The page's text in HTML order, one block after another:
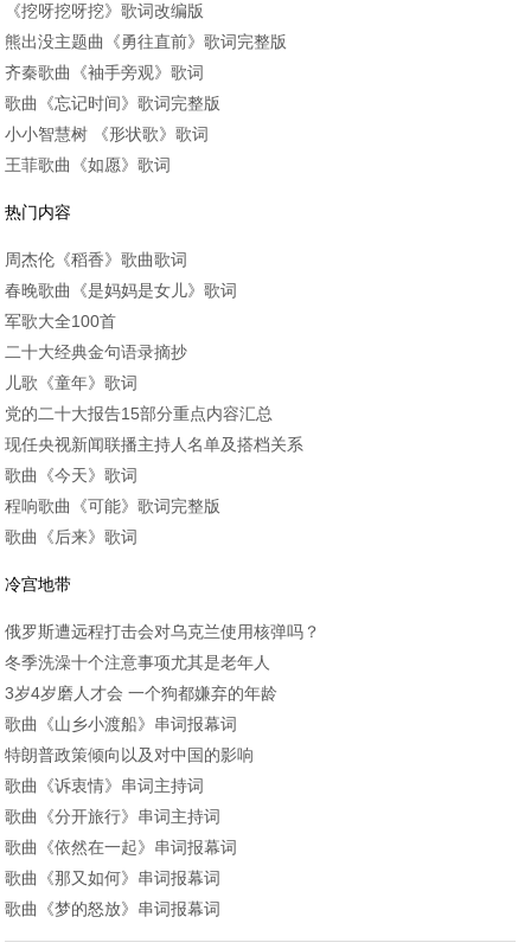
《挖呀挖呀挖》歌词改编版
熊出没主题曲《勇往直前》歌词完整版
齐秦歌曲《袖手旁观》歌词
歌曲《忘记时间》歌词完整版
小小智慧树 《形状歌》歌词
王菲歌曲《如愿》歌词
热门内容
周杰伦《稻香》歌曲歌词
春晚歌曲《是妈妈是女儿》歌词
军歌大全100首
二十大经典金句语录摘抄
儿歌《童年》歌词
党的二十大报告15部分重点内容汇总
现任央视新闻联播主持人名单及搭档关系
歌曲《今天》歌词
程响歌曲《可能》歌词完整版
歌曲《后来》歌词
冷宫地带
俄罗斯遭远程打击会对乌克兰使用核弹吗？
冬季洗澡十个注意事项尤其是老年人
3岁4岁磨人才会 一个狗都嫌弃的年龄
歌曲《山乡小渡船》串词报幕词
特朗普政策倾向以及对中国的影响
歌曲《诉衷情》串词主持词
歌曲《分开旅行》串词主持词
歌曲《依然在一起》串词报幕词
歌曲《那又如何》串词报幕词
歌曲《梦的怒放》串词报幕词